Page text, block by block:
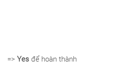
=> Yes để hoàn thành